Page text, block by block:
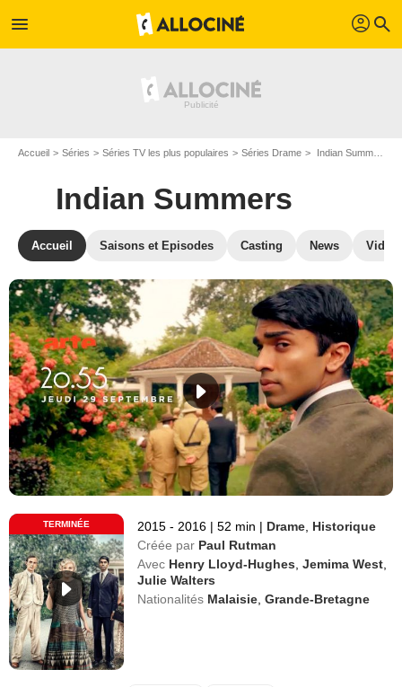
menu profil search
Accueil Séries Séries TV les plus populaires Séries Drame Indian Summers
Indian Summers
Accueil Saisons et Episodes Casting News
TERMINÉE 2015 - 2016 | 52 min | Drame Historique
Créée par Paul Rutman
Avec Henry Lloyd-Hughes ,Jemima West
Julie Walters
Nationalités Malaisie ,Grande-Bretagne